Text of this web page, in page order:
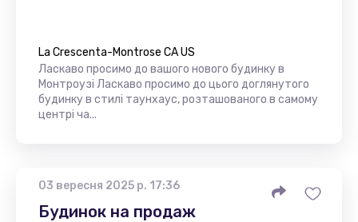
La Crescenta-Montrose CA US
Ласкаво просимо до вашого нового будинку в
Монтроузі Ласкаво просимо до цього доглянутого
будинку в стилі таунхаус, розташованого в самому
центрі ча...
03 вересня 2025 р. 17:36
Будинок на продаж